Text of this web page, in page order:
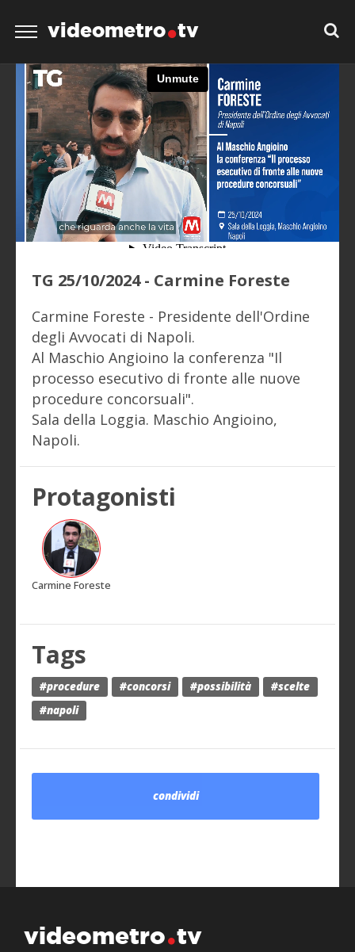
videometro tv
TG 25/10/2024 - Carmine Foreste
Carmine Foreste - Presidente dell'Ordine
degli Avvocati di Napoli.
Al Maschio Angioino la conferenza "Il
processo esecutivo di fronte alle nuove
procedure concorsuali".
Sala della Loggia. Maschio Angioino,
Napoli.
Protagonisti
Carmine Foreste
Tags
#procedure #concorsi #possibilità
#scelte
#napoli
condividi
videometro tv